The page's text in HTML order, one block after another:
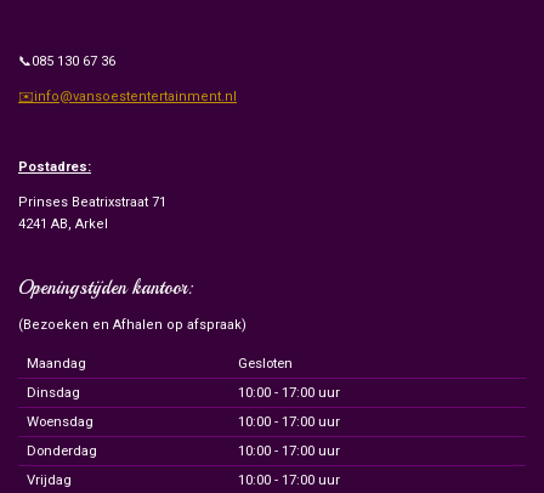
📞085 130 67 36
✉️info@vansoestentertainment.nl
Postadres:
Prinses Beatrixstraat 71
4241 AB, Arkel
Openingstijden kantoor:
(Bezoeken en Afhalen op afspraak)
Maandag
Gesloten
Dinsdag
10:00 - 17:00 uur
Woensdag
10:00 - 17:00 uur
Donderdag
10:00 - 17:00 uur
Vrijdag
10:00 - 17:00 uur